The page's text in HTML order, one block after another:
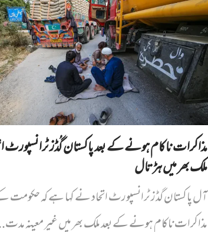
مذاکرات ناکام ہونے کے بعد پاکستان گُڈز ٹرانسپورٹ
ملک بھر میں ہڑتال
آل پاکستان گڈز ٹرانسپورٹ اتحاد نے کہا ہے کہ حکومت
مذاکرات ناکام ہونے کے بعد ملک بھر میں غیر معینہ